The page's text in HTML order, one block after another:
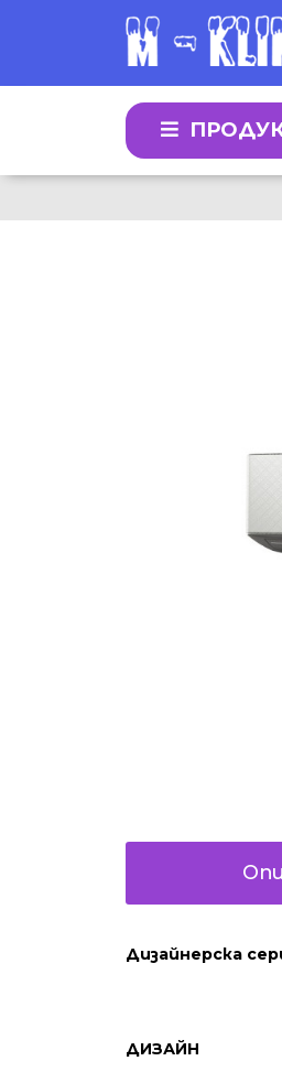
Дизайнерска
ДИЗАЙН